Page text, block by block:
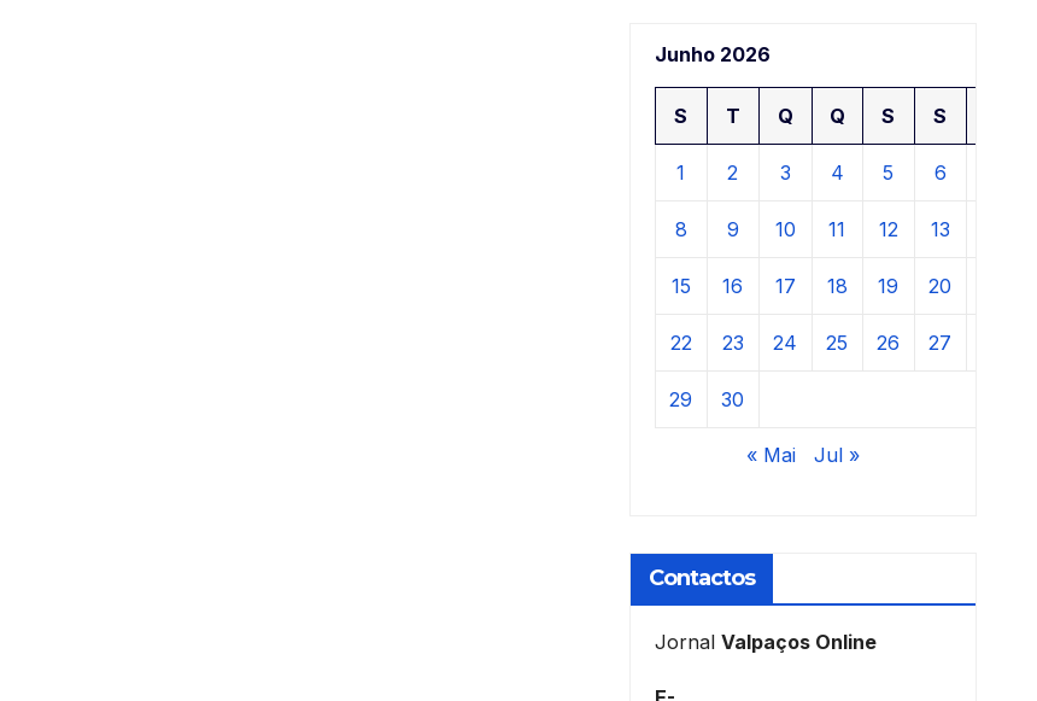
Junho 2026
S T Q Q S S
1 2 3 4 5 6
8 9 10 11 12 13
15 16 17 18 19 20
22 23 24 25 26 27
29 30
« Mai Jul »
Contactos
Jornal Valpaços Online